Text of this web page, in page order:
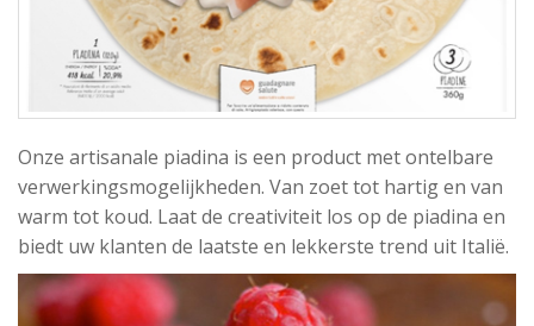
Onze artisanale piadina is een product met ontelbare
verwerkingsmogelijkheden. Van zoet tot hartig en van
warm tot koud. Laat de creativiteit los op de piadina en
biedt uw klanten de laatste en lekkerste trend uit Italië.